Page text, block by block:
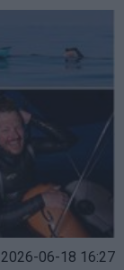
2026-06-18 16:27